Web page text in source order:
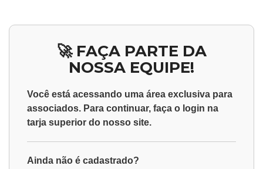
🚀 FAÇA PARTE DA
NOSSA EQUIPE!
Você está acessando uma área exclusiva para
associados. Para continuar, faça o login na
tarja superior do nosso site.
Ainda não é cadastrado?